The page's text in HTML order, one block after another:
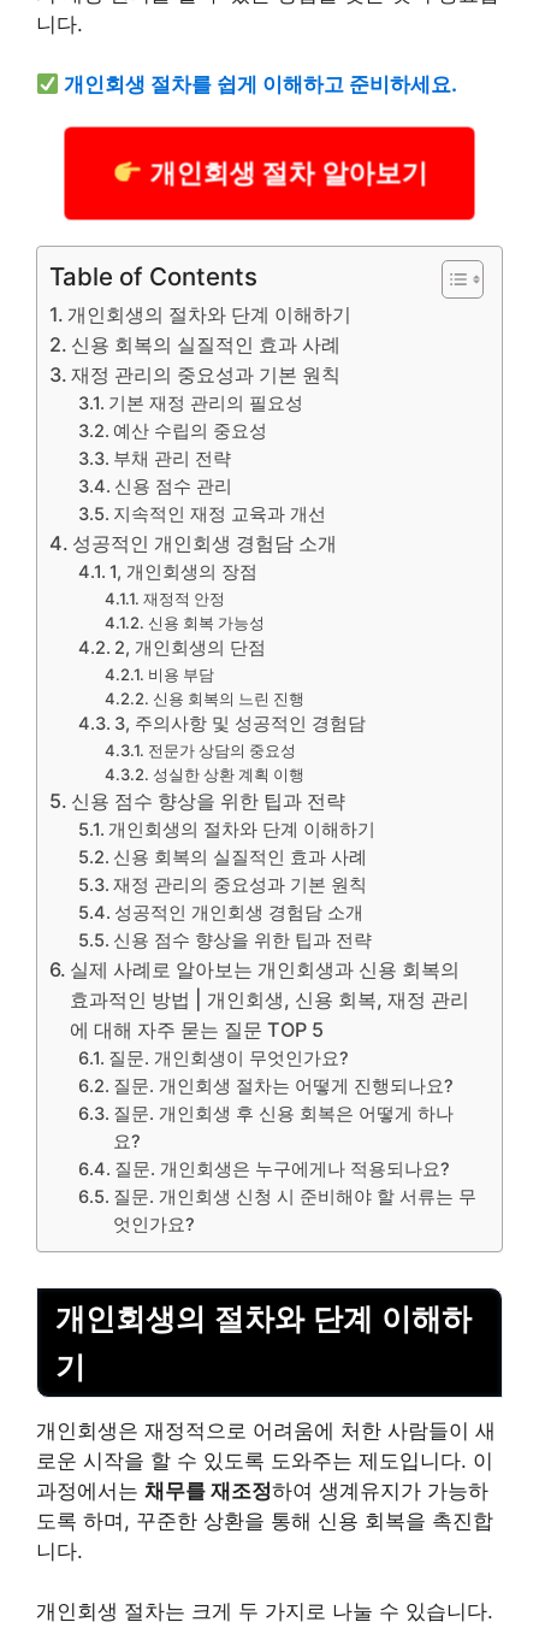
니다.
개인회생 절차를 쉽게 이해하고 준비하세요.
개인회생 절차 알아보기
Table of Contents
개인회생의 절차와 단계 이해하기
신용 회복의 실질적인 효과 사례
재정 관리의 중요성과 기본 원칙
기본 재정 관리의 필요성
예산 수립의 중요성
부채 관리 전략
신용 점수 관리
지속적인 재정 교육과 개선
성공적인 개인회생 경험담 소개
1, 개인회생의 장점
재정적 안정
신용 회복 가능성
2, 개인회생의 단점
비용 부담
신용 회복의 느린 진행
3, 주의사항 및 성공적인 경험담
전문가 상담의 중요성
성실한 상환 계획 이행
신용 점수 향상을 위한 팁과 전략
개인회생의 절차와 단계 이해하기
신용 회복의 실질적인 효과 사례
재정 관리의 중요성과 기본 원칙
성공적인 개인회생 경험담 소개
신용 점수 향상을 위한 팁과 전략
실제 사례로 알아보는 개인회생과 신용 회복의
효과적인 방법 | 개인회생, 신용 회복, 재정 관리
에 대해 자주 묻는 질문 TOP 5
질문. 개인회생이 무엇인가요?
질문. 개인회생 절차는 어떻게 진행되나요?
질문. 개인회생 후 신용 회복은 어떻게 하나
요?
질문. 개인회생은 누구에게나 적용되나요?
질문. 개인회생 신청 시 준비해야 할 서류는 무
엇인가요?
개인회생의 절차와 단계 이해하
기
개인회생은 재정적으로 어려움에 처한 사람들이 새
로운 시작을 할 수 있도록 도와주는 제도입니다. 이
과정에서는 채무를 재조정하여 생계유지가 가능하
도록 하며, 꾸준한 상환을 통해 신용 회복을 촉진합
니다.
개인회생 절차는 크게 두 가지로 나눌 수 있습니다.